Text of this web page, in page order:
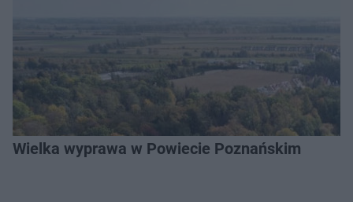
Wielka wyprawa w Powiecie Poznańskim